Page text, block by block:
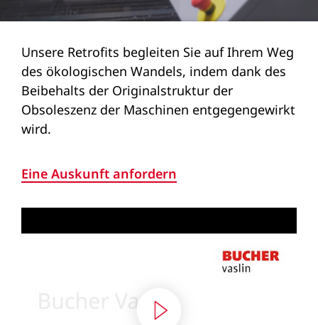
Unsere Retrofits begleiten Sie auf Ihrem Weg
des ökologischen Wandels, indem dank des
Beibehalts der Originalstruktur der
Obsoleszenz der Maschinen entgegengewirkt
wird.
Eine Auskunft anfordern